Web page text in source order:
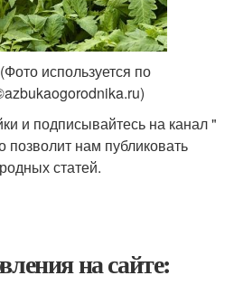
используется по
и подписывайтесь на канал "
позволит нам публиковать
статей.
на сайте: